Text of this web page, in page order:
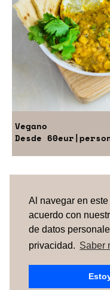
Al navegar en
acuerdo con
de datos
privacidad. Saber
Vegano
Desde 60eur
¿No has
TÉRMINOS Y
CÓMO FUNCIONA
ESPAÑA|